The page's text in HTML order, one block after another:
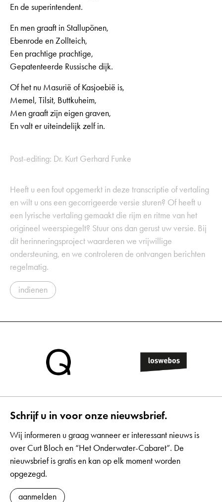
En de superintendent.
En men graaft in Stallupönen,
Ebenrode en Zollteich,
Een prachtige prachtige,
Gepatenteerde Russische dijk.
Of het nu Masurië of Kasjoebië is,
Memel, Tilsit, Buttkuheim,
Men graaft zijn eigen graven,
En valt er uiteindelijk zelf in.
Post-editing: Dr. Kurt Gerhard Funke
Heeft u een fout opgemerkt in deze transcriptie of vertaling
en wilt u ons een gecorrigeerde versie sturen? Of heeft u
een lyrische vertaling gemaakt die rijm en ritme van het
origineel weerspiegelt? Stuur ons dan gerust uw versie. Bij
dit herinneringsproject waarderen we vrijwillige
ondersteuning, en we controleren de ontvangen berichten
regelmatig.
indienen
Schrijf u in voor onze nieuwsbrief.
Wij informeren u graag wanneer er interessant nieuws is
over Curt Bloch en “Het Onderwater-Cabaret”. De
nieuwsbrief is gratis en kan op elk moment worden
opgezegd.
aanmelden